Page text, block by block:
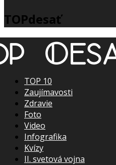
TOPdesať
TOP 10
Zaujímavosti
Zdravie
Foto
Video
Infografika
Kvízy
II. svetová vojna